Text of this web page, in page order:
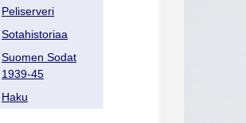
Peliserveri
Sotahistoriaa
Suomen Sodat
1939-45
Haku